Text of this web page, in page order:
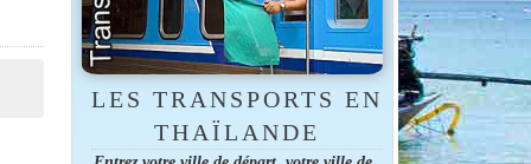
LES TRANSPORTS EN
THAÏLANDE